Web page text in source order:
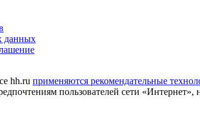
данных
hh.ru применяются рекомендательные
пользователей сети